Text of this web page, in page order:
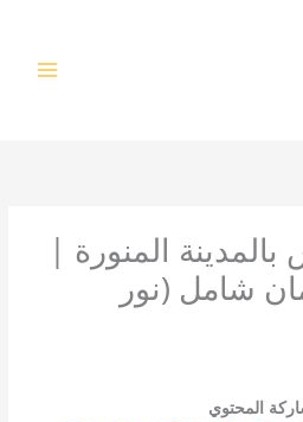
المنورة |
شامل (نور
المحتوي